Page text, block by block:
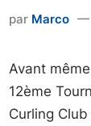
e
i
n
par Marco
Avant
12ème
Curling